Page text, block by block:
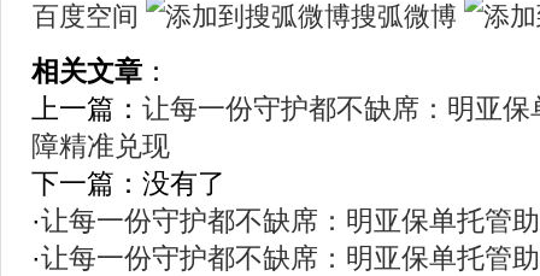
百度空间
搜弧微博
相关文章 ：
上一篇： 让每一份守护都不缺席：明亚
障精准兑现
下一篇：没有了
·让每一份守护都不缺席：明亚保单托管
·让每一份守护都不缺席：明亚保单托管